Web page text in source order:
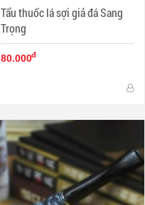
Tẩu thuốc lá sợi giả đá Sang
Trọng
80.000đ